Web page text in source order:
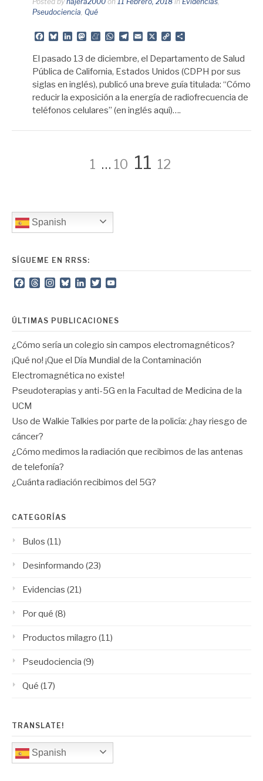
Pseudociencia, Qué
Facebook
BlueskyLinkedIn
Mastodon
Meneame
WhatsApp
Telegram
Email
X
Copy
El pasado 13 de diciembre, el Departamento de Salud
Pública de California, Estados Unidos (CDPH por sus
siglas en inglés), publicó una breve guía titulada: “Cómo
reducir la exposición a la energía de radiofrecuencia de
teléfonos celulares” (en inglés aquí)….
Paginación
de
entradas
Page
1 … Page
10 Page
11 Page
12
Spanish
SÍGUEME EN RRSS:
Facebook
ThreadsInstagram
BlueskyLinkedIn
Twitter
ÚLTIMAS PUBLICACIONES
¿Cómo sería un colegio sin campos electromagnéticos?
¡Qué no! ¡Que el Día Mundial de la Contaminación
Electromagnética no existe!
Pseudoterapias y anti-5G en la Facultad de Medicina de la
UCM
Uso de Walkie Talkies por parte de la policía: ¿hay riesgo de
cáncer?
¿Cómo medimos la radiación que recibimos de las antenas
de telefonía?
¿Cuánta radiación recibimos del 5G?
CATEGORÍAS
Bulos (11)
Desinformando (23)
Evidencias (21)
Por qué (8)
Productos milagro (11)
Pseudociencia (9)
Qué (17)
TRANSLATE!
Spanish